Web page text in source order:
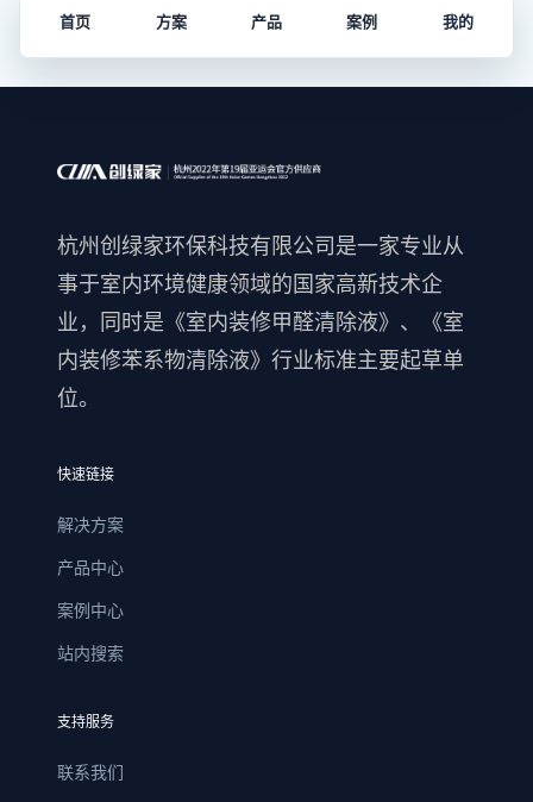
首页 方案 产品 案例 我的
杭州创绿家环保科技有限公司是一家专业从
事于室内环境健康领域的国家高新技术企
业，同时是《室内装修甲醛清除液》、《室
内装修苯系物清除液》行业标准主要起草单
位。
快速链接
解决方案
产品中心
案例中心
站内搜索
支持服务
联系我们